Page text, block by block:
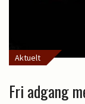
Aktuelt
Fri adgang